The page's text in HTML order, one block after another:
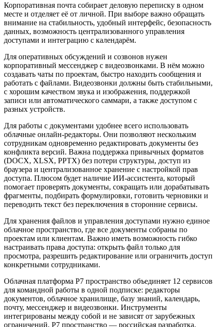
Корпоративная почта собирает деловую переписку в одном
месте и отделяет её от личной. При выборе важно обращать
внимание на стабильность, удобный интерфейс, безопасность
данных, возможность централизованного управления
доступами и интеграцию с календарём.
Для оперативных обсуждений и созвонов нужен
корпоративный мессенджер с видеозвонками. В нём можно
создавать чаты по проектам, быстро находить сообщения и
работать с файлами. Видеозвонки должны быть стабильными,
с хорошим качеством звука и изображения, поддержкой
записи или автоматического саммари, а также доступом с
разных устройств.
Для работы с документами удобнее всего использовать
облачные онлайн-редакторы. Они позволяют нескольким
сотрудникам одновременно редактировать документы без
конфликта версий. Важна поддержка привычных форматов
(DOCX, XLSX, PPTX) без потери структуры, доступ из
браузера и централизованное хранение с настройкой прав
доступа. Плюсом будет наличие ИИ-ассистента, который
помогает проверять документы, сокращать или дорабатывать
фрагменты, подбирать формулировки, готовить черновики и
переводить текст без переключения в сторонние сервисы.
Для хранения файлов и управления доступами нужно единое
облачное пространство, где все документы собраны по
проектам или клиентам. Важно иметь возможность гибко
настраивать права доступа: открыть файл только для
просмотра, разрешить редактирование или ограничить доступ
конкретными сотрудниками.
Облачная платформа Р7 пространство объединяет 12 сервисов
для командной работы в одной подписке: редакторы
документов, облачное хранилище, базу знаний, календарь,
почту, мессенджер и видеозвонки. Инструменты
интегрированы между собой и не зависят от зарубежных
ограничений. Р7 пространство — российская разработка,